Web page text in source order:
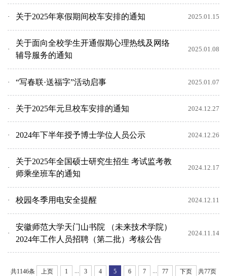
关于2025年寒假期间校车安排的通知 2025.01.15
关于面向全校学生开通假期心理热线及网络
辅导服务的通知
2025.01.08
“写春联·送福字”活动启事 2025.01.07
关于2025年元旦校车安排的通知 2024.12.27
2024年下半年授予博士学位人员公示 2024.12.26
关于2025年全国硕士研究生招生 考试监考教
师乘坐班车的通知
2024.12.17
校园冬季用电安全提醒 2024.12.11
安徽师范大学天门山书院 （未来技术学院）
2024年工作人员招聘（第二批）考核公告
2024.11.14
共1146条 上页 1 ... 3 4 5 6 7 ... 77 下页 共77页